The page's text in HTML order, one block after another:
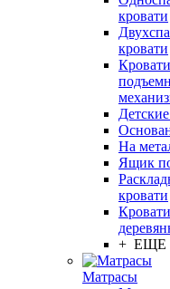
кровати
кровати
На
Ящик
кровати
Кровати
+ ЕЩЕ
Матрасы